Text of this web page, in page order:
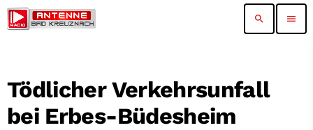
search menu
Tödlicher Verkehrsunfall
bei Erbes-Büdesheim